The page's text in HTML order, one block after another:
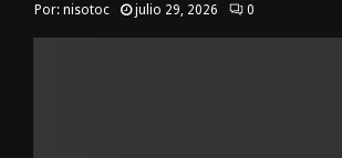
Por: nisotoc julio 29, 2026 0